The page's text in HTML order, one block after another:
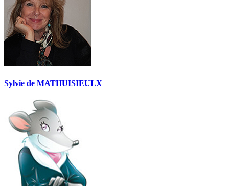
Sylvie de MATHUISIEULX